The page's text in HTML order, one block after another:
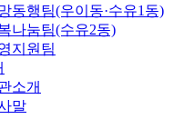
동행팀(우이동·수유1동)
나눔팀(수유2동)
지원팀
소개
말